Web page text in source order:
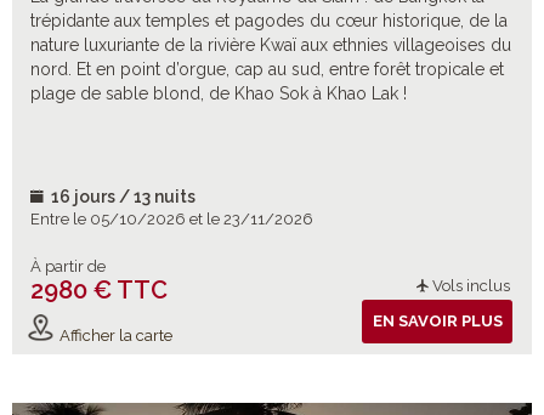
trépidante aux temples et pagodes du cœur historique, de la
nature luxuriante de la rivière Kwaï aux ethnies villageoises du
nord. Et en point d’orgue, cap au sud, entre forêt tropicale et
plage de sable blond, de Khao Sok à Khao Lak !
16 jours / 13 nuits
Entre le 05/10/2026 et le 23/11/2026
À partir de
2980 € TTC Vols inclus
Afficher la carte
EN SAVOIR PLUS